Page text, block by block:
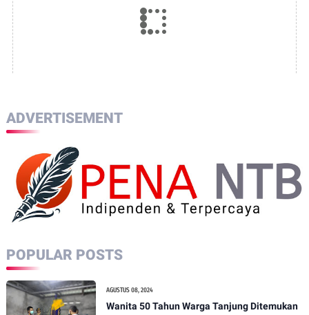
ADVERTISEMENT
POPULAR POSTS
AGUSTUS 08, 2024
Wanita 50 Tahun Warga Tanjung Ditemukan